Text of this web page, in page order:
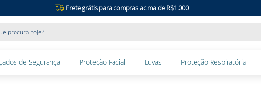
Frete grátis para compras acima de R$1.000
de Segurança Proteção Facial Luvas Proteção Respiratória